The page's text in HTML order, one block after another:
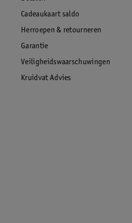
Cadeaukaart saldo
Herroepen & retourneren
Garantie
Veiligheidswaarschuwingen
Kruidvat Advies